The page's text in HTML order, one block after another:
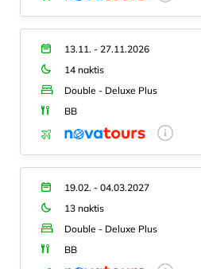
13.11. - 27.11.2026
14 naktis
Double - Deluxe Plus
BB
19.02. - 04.03.2027
13 naktis
Double - Deluxe Plus
BB